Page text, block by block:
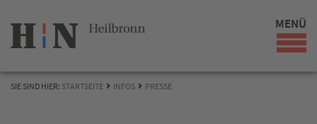
MENÜ
SIE SIND HIER: STARTSEITE INFOS PRESSE